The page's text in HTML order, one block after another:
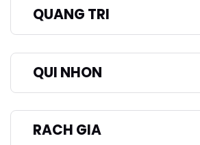
QUANG TRI
QUI NHON
RACH GIA